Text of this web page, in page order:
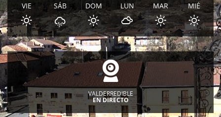
VIE SÁB DOM LUN MAR MIÉ
VALDERREDIBLE
EN DIRECTO